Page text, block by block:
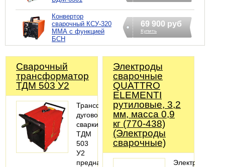
Конвертор
сварочный КСУ-320
ММА c функцией
БСН
69 900 руб
Купить
Сварочный
трансформатор
ТДМ 503 У2
Трансформатор
дуговой
сварки
ТДМ
503
У2
предназначен
Электроды
сварочные
QUATTRO
ELEMENTI
рутиловые, 3,2
мм, масса 0,9
кг (770-438)
(Электроды
сварочные)
Электроды